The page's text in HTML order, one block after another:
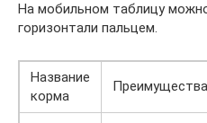
На мобильном таблицу
горизонтали пальцем.
Название
корма
Преимущества